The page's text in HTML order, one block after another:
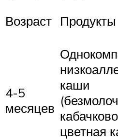
Возраст Продукты
4-5
месяцев
каши
цветная